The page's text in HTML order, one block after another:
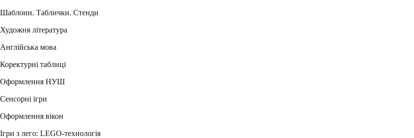
Шаблони. Таблички. Стенди
Художня література
Англійська мова
Коректурні таблиці
Оформлення НУШ
Сенсорні ігри
Оформлення вікон
Ігри з лего: LEGO-технологія